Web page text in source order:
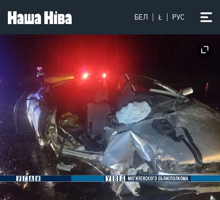
БЕЛ Ł РУС
На свободе — выдающийся хирург
Андрей Любецкий
Вучич заявил, что мир стоит на
пороге значительно более